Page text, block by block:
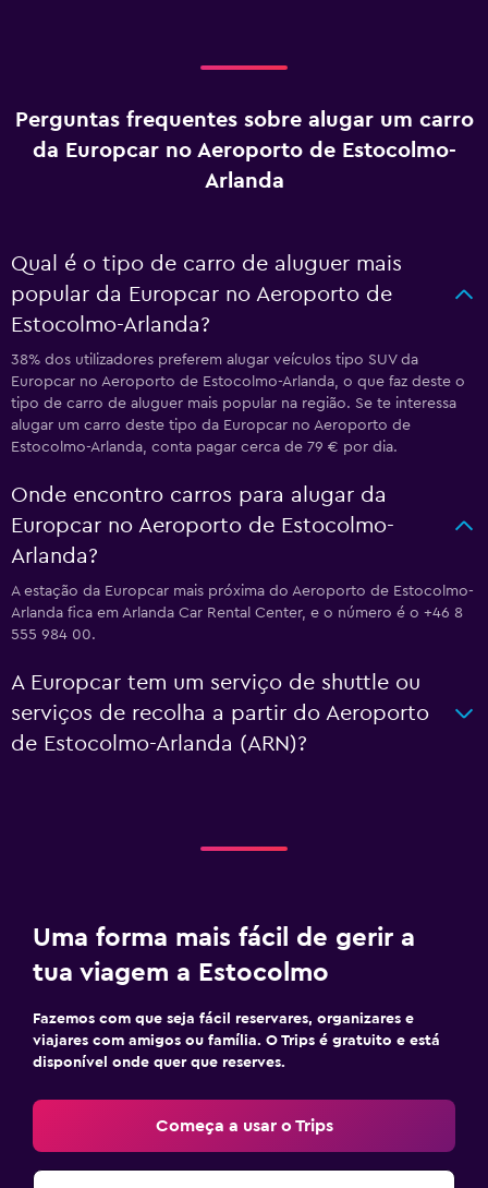
Perguntas frequentes sobre alugar um carro
da Europcar no Aeroporto de Estocolmo-
Arlanda
Qual é o tipo de carro de aluguer mais
popular da Europcar no Aeroporto de
Estocolmo-Arlanda?
38% dos utilizadores preferem alugar veículos tipo SUV da
Europcar no Aeroporto de Estocolmo-Arlanda, o que faz deste o
tipo de carro de aluguer mais popular na região. Se te interessa
alugar um carro deste tipo da Europcar no Aeroporto de
Estocolmo-Arlanda, conta pagar cerca de 79 € por dia.
Onde encontro carros para alugar da
Europcar no Aeroporto de Estocolmo-
Arlanda?
A estação da Europcar mais próxima do Aeroporto de Estocolmo-
Arlanda fica em Arlanda Car Rental Center, e o número é o +46 8
555 984 00.
A Europcar tem um serviço de shuttle ou
serviços de recolha a partir do Aeroporto
de Estocolmo-Arlanda (ARN)?
Uma forma mais fácil de gerir a
tua viagem a Estocolmo
Fazemos com que seja fácil reservares, organizares e
viajares com amigos ou família. O Trips é gratuito e está
disponível onde quer que reserves.
Começa a usar o Trips